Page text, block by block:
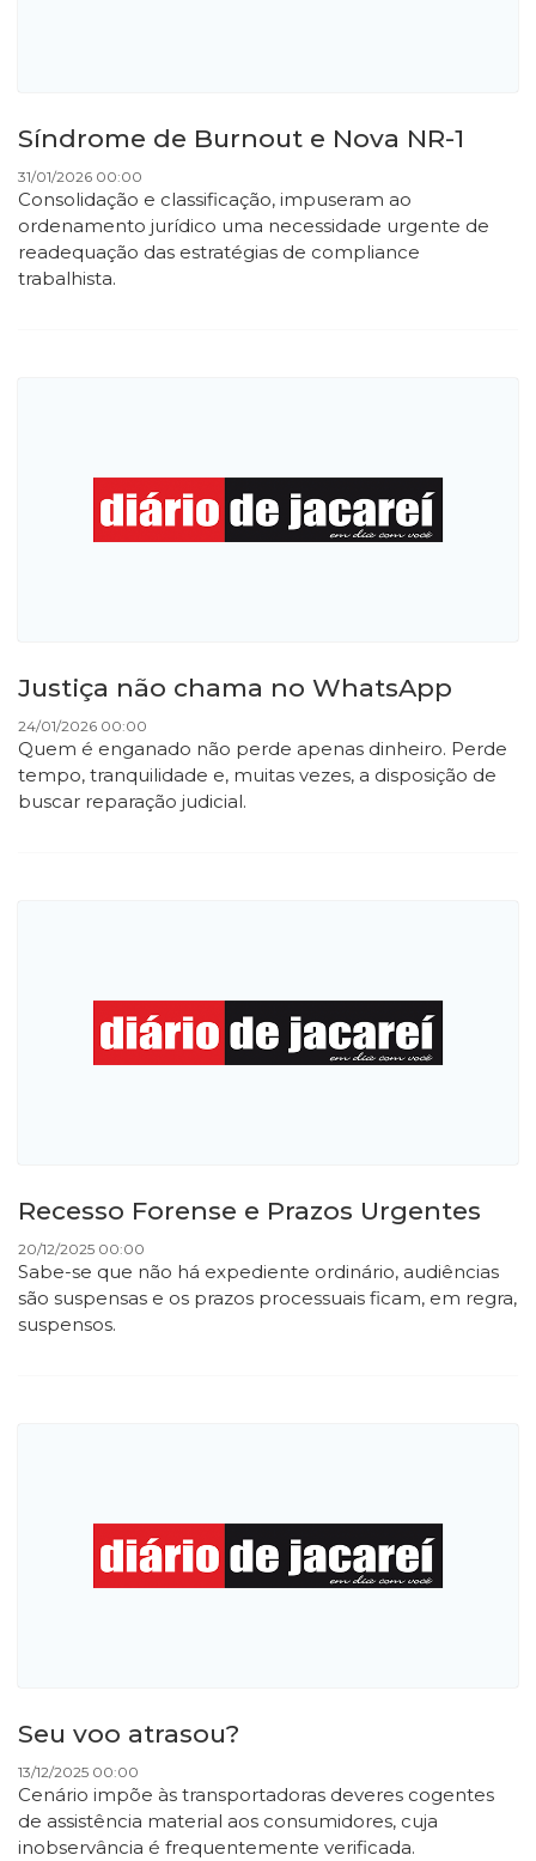
Síndrome de Burnout e Nova NR-1
31/01/2026 00:00
Consolidação e classificação, impuseram ao
ordenamento jurídico uma necessidade urgente de
readequação das estratégias de compliance
trabalhista.
Justiça não chama no WhatsApp
24/01/2026 00:00
Quem é enganado não perde apenas dinheiro. Perde
tempo, tranquilidade e, muitas vezes, a disposição de
buscar reparação judicial.
Recesso Forense e Prazos Urgentes
20/12/2025 00:00
Sabe-se que não há expediente ordinário, audiências
são suspensas e os prazos processuais ficam, em regra,
suspensos.
Seu voo atrasou?
13/12/2025 00:00
Cenário impõe às transportadoras deveres cogentes
de assistência material aos consumidores, cuja
inobservância é frequentemente verificada.